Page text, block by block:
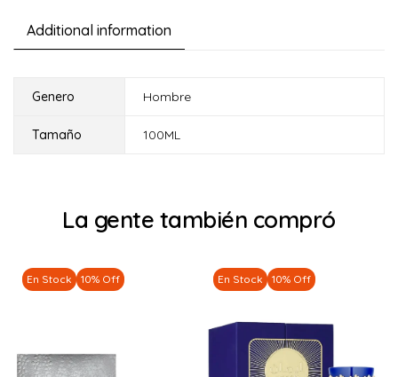
Additional information
Genero Hombre
Tamaño 100ML
La gente también compró
En Stock 10% Off En Stock 10% Off